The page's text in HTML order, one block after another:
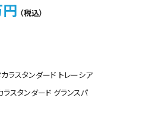
（税込）
カラスタンダード トレーシア
ラスタンダード グランスパ